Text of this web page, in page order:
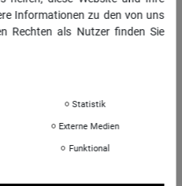
Informationen zu den von uns
Rechten als Nutzer finden Sie
Statistik
Externe Medien
Funktional